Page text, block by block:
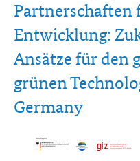
Partnerschaften
Entwicklung:
Ansätze für den
grünen
Germany